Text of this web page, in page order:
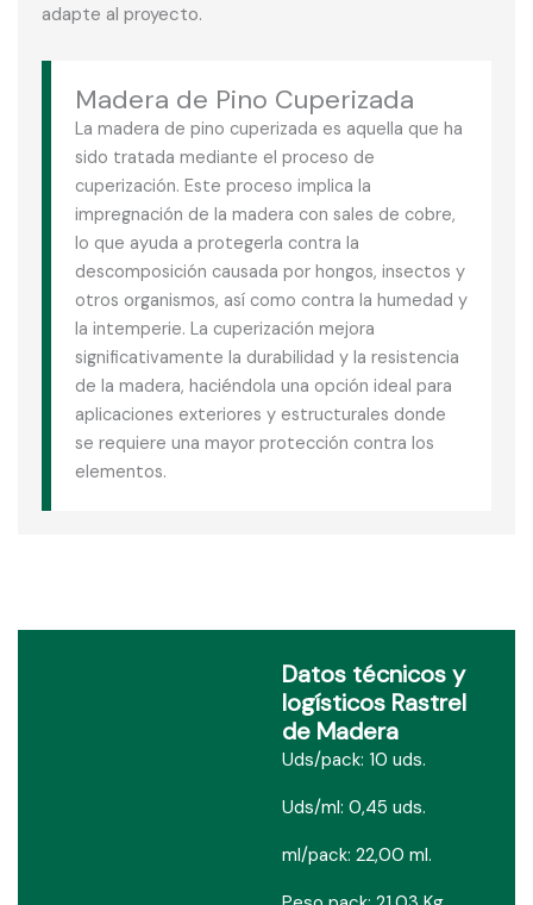
adapte al proyecto.
Madera de Pino Cuperizada
La madera de pino cuperizada es aquella que ha
sido tratada mediante el proceso de
cuperización. Este proceso implica la
impregnación de la madera con sales de cobre,
lo que ayuda a protegerla contra la
descomposición causada por hongos, insectos y
otros organismos, así como contra la humedad y
la intemperie. La cuperización mejora
significativamente la durabilidad y la resistencia
de la madera, haciéndola una opción ideal para
aplicaciones exteriores y estructurales donde
se requiere una mayor protección contra los
elementos.
Datos técnicos y
logísticos Rastrel
de Madera
Uds/pack: 10 uds.
Uds/ml: 0,45 uds.
ml/pack: 22,00 ml.